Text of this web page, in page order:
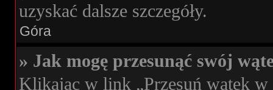
uzyskać dalsze szczegóły.
Góra
» Jak mogę przesunąć swój
Klikając w link „Przesuń wątek